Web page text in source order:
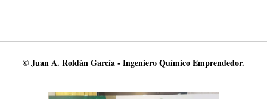
© Juan A. Roldán García - Ingeniero Químico Emprendedor.